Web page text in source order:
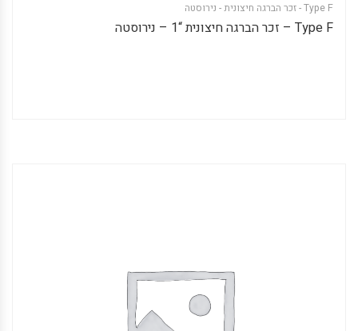
Type F - זכר הברגה חיצונית - נירוסטה
Type F – זכר הברגה חיצונית “1 – נירוסטה